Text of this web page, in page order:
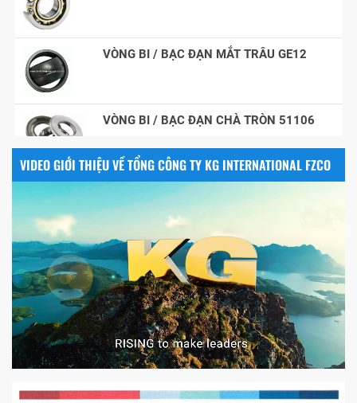
VÒNG BI / BẠC ĐẠN MẮT TRÂU GE12
VÒNG BI / BẠC ĐẠN CHÀ TRÒN 51106
Vòng bi / Bạc đạn tròn : 698
VÒNG BI PHS20
VIDEO GIỚI THIỆU VỀ TỔNG CÔNG TY KG INTERNATIONAL FZCO